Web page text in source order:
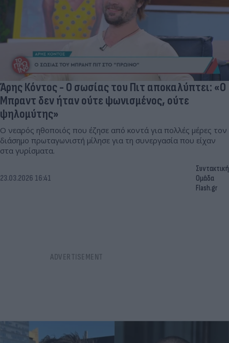
Άρης Κόντος - Ο σωσίας του Πιτ αποκαλύπτει: «Ο
Μπραντ δεν ήταν ούτε ψωνισμένος, ούτε
ψηλομύτης»
Ο νεαρός ηθοποιός που έζησε από κοντά για πολλές μέρες τον
διάσημο πρωταγωνιστή μίλησε για τη συνεργασία που είχαν
στα γυρίσματα.
23.03.2026 16:41
Συντακτική
Ομάδα
Flash.gr